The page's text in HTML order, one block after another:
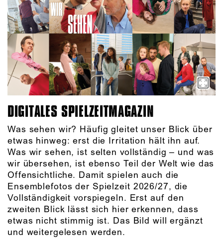
DIGITALES SPIELZEITMAGAZIN
Was sehen wir? Häufig gleitet unser Blick über
etwas hinweg: erst die Irritation hält ihn auf.
Was wir sehen, ist selten vollständig – und was
wir übersehen, ist ebenso Teil der Welt wie das
Offensichtliche. Damit spielen auch die
Ensemblefotos der Spielzeit 2026/27, die
Vollständigkeit vorspiegeln. Erst auf den
zweiten Blick lässt sich hier erkennen, dass
etwas nicht stimmig ist. Das Bild will ergänzt
und weitergelesen werden.